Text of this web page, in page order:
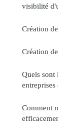
visibilité
Création
Création
Quels sont
entreprises
Comment